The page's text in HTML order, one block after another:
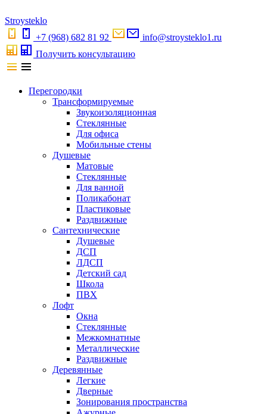
Stroysteklo
+7 (968) 682 81 92
info@stroysteklo1.ru
Получить консультацию
Перегородки
Трансформируемые
Звукоизоляционная
Стеклянные
Для офиса
Мобильные стены
Душевые
Матовые
Стеклянные
Для ванной
Поликабонат
Пластиковые
Раздвижные
Сантехнические
Душевые
ДСП
ЛДСП
Детский сад
Школа
ПВХ
Лофт
Окна
Стеклянные
Межкомнатные
Металлические
Раздвижные
Деревянные
Легкие
Дверные
Зонирования пространства